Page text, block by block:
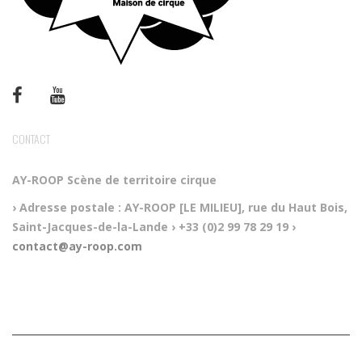
CONTACT
AY-ROOP Scène de territoire cirque
› Adresse postale : AY-ROOP [LE MILIEU], rue du Haut Bois,
Saint-Jacques-de-la-Lande › +33 (0)2 99 78 29 19 ›
contact@ay-roop.com